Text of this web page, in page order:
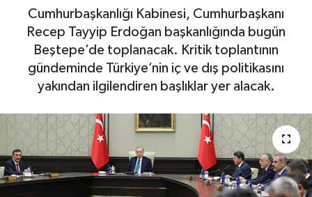
Cumhurbaşkanlığı Kabinesi, Cumhurbaşkanı
Recep Tayyip Erdoğan başkanlığında bugün
Beştepe’de toplanacak. Kritik toplantının
gündeminde Türkiye’nin iç ve dış politikasını
yakından ilgilendiren başlıklar yer alacak.
Kim Kimdir Nereli
Resmi İlanlar
Sağlık
Siyaset
Haber Arşivi